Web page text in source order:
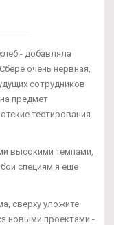
- добавляла
очень нервная,
сотрудников
предмет
тестирования
высокими темпами,
специям я еще
сверху уложите
новыми проектами -